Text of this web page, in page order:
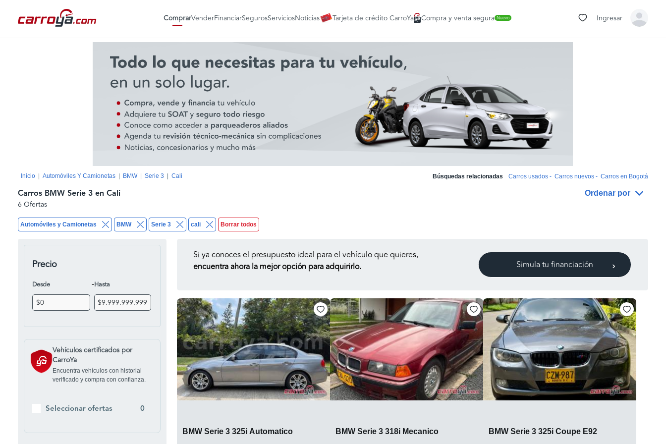
ComprarVenderFinanciarSegurosServiciosNoticias Tarjeta de crédito CarroYa Compra y venta segura Nuevo Ingresar
Inicio Automóviles Y Camionetas BMW Serie 3 Cali Búsquedas relacionadas Carros usados - Carros nuevos - Carros en Bogotá
Automóviles y Camionetas BMW Serie 3 cali Borrar todos
Carros BMW Serie 3 en Cali Ordenar por
6 Ofertas
Precio
Desde -Hasta
Vehículos certificados por
CarroYa
Encuentra vehículos con historial
verificado y compra con confianza.
Seleccionar ofertas 0
Si ya conoces el presupuesto ideal para el vehículo que quieres,
encuentra ahora la mejor opción para adquirirlo.
Simula tu financiación
BMW Serie 3 325i Automatico BMW Serie 3 318i Mecanico BMW Serie 3 325i Coupe E92